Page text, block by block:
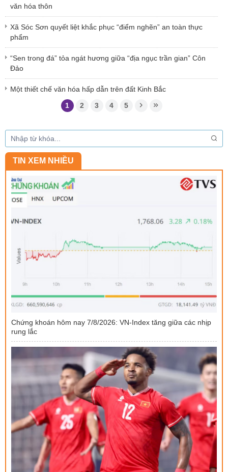
văn hóa thôn
Xã Sóc Sơn quyết liệt khắc phục “điểm nghẽn” an toàn thực
phẩm
“Sen trong đá” tỏa ngát hương giữa “địa ngục trần gian” Côn
Đảo
Một thiết chế văn hóa hấp dẫn trên đất Kinh Bắc
1 2 3 4 5
TIN XEM NHIỀU
Chứng khoán hôm nay 7/8/2026: VN-Index tăng giữa các nhịp
rung lắc